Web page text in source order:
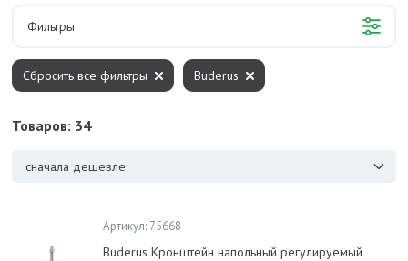
Фильтры
Товаров: 34
сначала дешевле
Сбросить все фильтры Buderus
Артикул: 75668
Buderus Кронштейн напольный регулируемый